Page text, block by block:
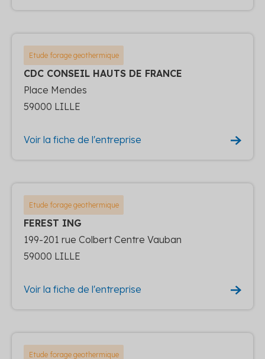
Etude forage geothermique
CDC CONSEIL HAUTS DE FRANCE
Place Mendes
59000 LILLE
Voir la fiche de l'entreprise
Etude forage geothermique
FEREST ING
199-201 rue Colbert Centre Vauban
59000 LILLE
Voir la fiche de l'entreprise
Etude forage geothermique